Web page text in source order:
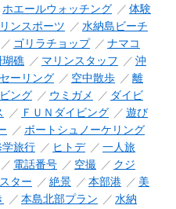
ホエールウォッチング
体験
ンスポーツ
水納島ビーチ
ゴリラチョップ
ナマコ
瑚礁 マリンスタッフ
沖
ーリング 空中散歩
離
ング ウミガメ
ダイビ
ＦＵＮダイビング
遊び
ボートシュノーケリング
学旅行 ヒトデ
一人旅
電話番号 空撮
クジ
ター 絶景 本部港
美
本島北部プラン
水納